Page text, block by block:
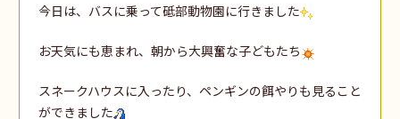
今日は、バスに乗って砥部動物園に行きました
お天気にも恵まれ、朝から大興奮な子どもたち
スネークハウスに入ったり、ペンギンの餌やりも見ること
ができました